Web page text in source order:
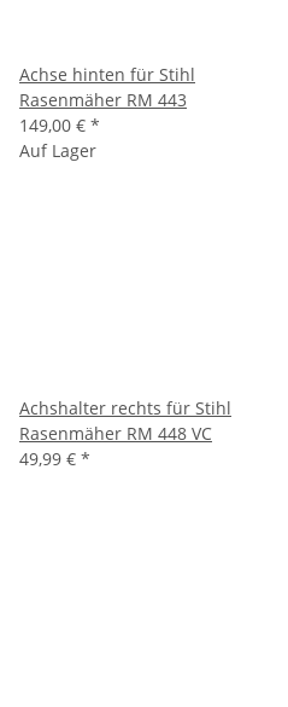
Achse hinten für Stihl
Rasenmäher RM 443
149,00 € *
Auf Lager
Achshalter rechts für Stihl
Rasenmäher RM 448 VC
49,99 € *